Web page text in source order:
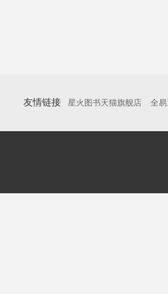
友情链接 星火图书天猫旗舰店 全